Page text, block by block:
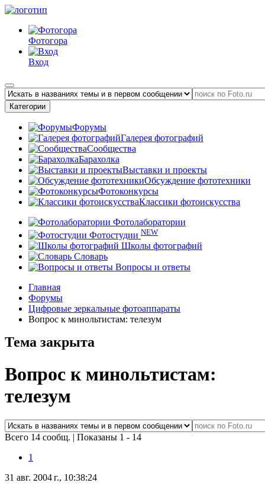
Фотогора
Вход
Категории
Форумы
Галерея фотографий
Сообщества
Барахолка
Выставки и проекты
Обсуждение фототехники
Фотоконкурсы
Классики фотоискусства
Фотолаборатории
Фотостудии NEW
Школы фотографий
Словарь
Вопросы и ответы
Главная
Форумы
Цифровые зеркальные фотоаппараты
Вопрос к минольтистам: телезум
Тема закрыта
Вопрос к минольтистам:
телезум
Всего 14 сообщ. | Показаны 1 - 14
1
31 авг. 2004 г., 10:38:24